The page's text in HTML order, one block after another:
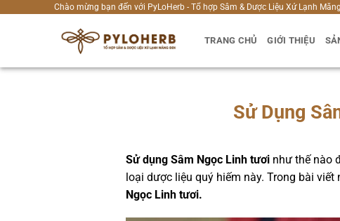
Chào mừng bạn đến với PyLoHerb - Tổ hợp Sâm & Dược Liệu Xứ Lạnh
TRANG CHỦ GIỚI THIỆU
Sử Dụng
Sử dụng Sâm Ngọc Linh tươi như thế nào
loại dược liệu quý hiếm này. Trong bài
Ngọc Linh tươi.